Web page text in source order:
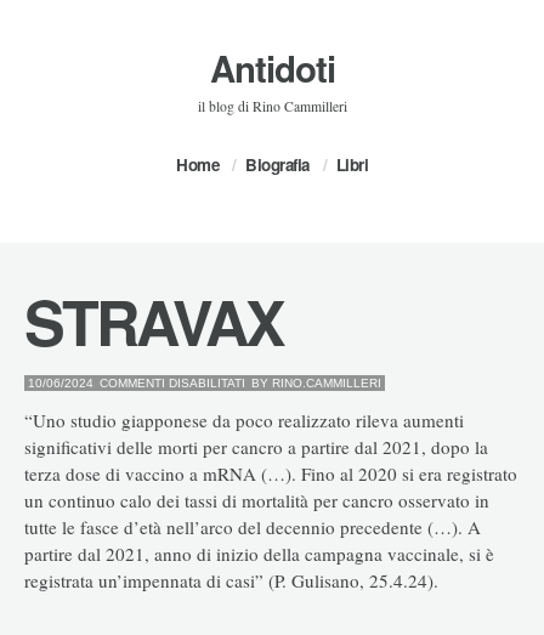
Antidoti
il blog di Rino Cammilleri
Home Biografia Libri
STRAVAX
10/06/2024 COMMENTI DISABILITATI SU
BY RINO.CAMMILLERI
“Uno studio giapponese da poco realizzato rileva aumenti
significativi delle morti per cancro a partire dal 2021, dopo la
terza dose di vaccino a mRNA (…). Fino al 2020 si era registrato
un continuo calo dei tassi di mortalità per cancro osservato in
tutte le fasce d’età nell’arco del decennio precedente (…). A
partire dal 2021, anno di inizio della campagna vaccinale, si è
registrata un’impennata di casi” (P. Gulisano, 25.4.24).